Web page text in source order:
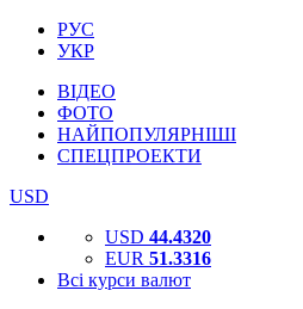
РУС
УКР
ВІДЕО
ФОТО
НАЙПОПУЛЯРНІШІ
СПЕЦПРОЕКТИ
USD
USD 44.4320
EUR 51.3316
Всі курси валют